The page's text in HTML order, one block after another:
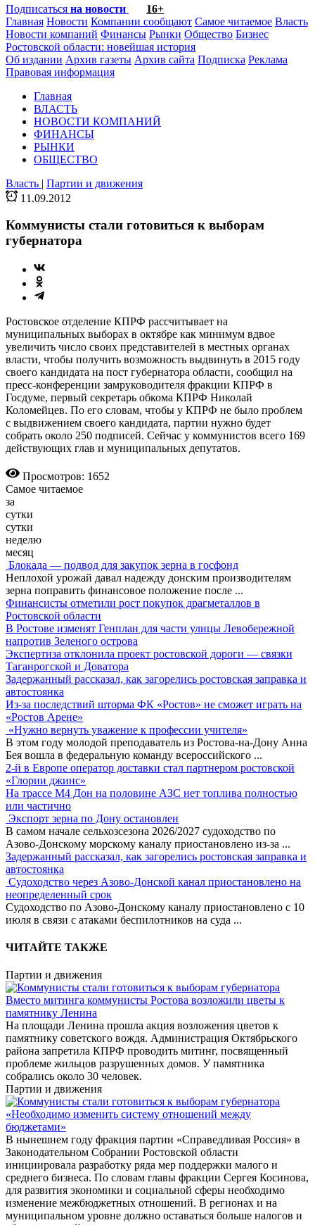
Подписаться на новости
16+
Главная Новости Компании сообщают Самое читаемое Власть
Новости компаний Финансы Рынки Общество Бизнес
Ростовской области: новейшая история
Об издании Архив газеты Архив сайта Подписка Реклама
Правовая информация
Главная
ВЛАСТЬ
НОВОСТИ КОМПАНИЙ
ФИНАНСЫ
РЫНКИ
ОБЩЕСТВО
Власть | Партии и движения
11.09.2012
Коммунисты стали готовиться к выборам
губернатора
Ростовское отделение КПРФ рассчитывает на
муниципальных выборах в октябре как минимум вдвое
увеличить число своих представителей в местных органах
власти, чтобы получить возможность выдвинуть в 2015 году
своего кандидата на пост губернатора области, сообщил на
пресс-конференции замруководителя фракции КПРФ в
Госдуме, первый секретарь обкома КПРФ Николай
Коломейцев. По его словам, чтобы у КПРФ не было проблем
с выдвижением своего кандидата, партии нужно будет
собрать около 250 подписей. Сейчас у коммунистов всего 169
действующих глав и муниципальных депутатов.
Просмотров: 1652
Самое читаемое
за
сутки
сутки
неделю
месяц
Блокада — подвод для закупок зерна в госфонд
Неплохой урожай давал надежду донским производителям
зерна поправить финансовое положение после ...
Финансисты отметили рост покупок драгметаллов в
Ростовской области
В Ростове изменят Генплан для части улицы Левобережной
напротив Зеленого острова
Экспертиза отклонила проект ростовской дороги — связки
Таганрогской и Доватора
Задержанный рассказал, как загорелись ростовская заправка и
автостоянка
Из-за последствий шторма ФК «Ростов» не сможет играть на
«Ростов Арене»
«Нужно вернуть уважение к профессии учителя»
В этом году молодой преподаватель из Ростова-на-Дону Анна
Бея вошла в федеральную команду всероссийского ...
2-й в Европе оператор доставки стал партнером ростовской
«Глории джинс»
На трассе М4 Дон на половине АЗС нет топлива полностью
или частично
Экспорт зерна по Дону остановлен
В самом начале сельхозсезона 2026/2027 судоходство по
Азово-Донскому морскому каналу приостановлено из-за ...
Задержанный рассказал, как загорелись ростовская заправка и
автостоянка
Судоходство через Азово-Донской канал приостановлено на
неопределенный срок
Судоходство по Азово-Донскому каналу приостановлено с 10
июля в связи с атаками беспилотников на суда ...
ЧИТАЙТЕ ТАКЖЕ
Партии и движения
Вместо митинга коммунисты Ростова возложили цветы к
памятнику Ленина
На площади Ленина прошла акция возложения цветов к
памятнику советского вождя. Администрация Октябрьского
района запретила КПРФ проводить митинг, посвященный
проблеме жильцов разрушенных домов. У памятника
собрались около 30 человек.
Партии и движения
«Необходимо изменить систему отношений между
бюджетами»
В нынешнем году фракция партии «Справедливая Россия» в
Законодательном Собрании Ростовской области
инициировала разработку ряда мер поддержки малого и
среднего бизнеса. По словам главы фракции Сергея Косинова,
для развития экономики и социальной сферы необходимо
изменение межбюджетных отношений. В регионах и на
муниципальном уровне должно оставаться больше налогов и